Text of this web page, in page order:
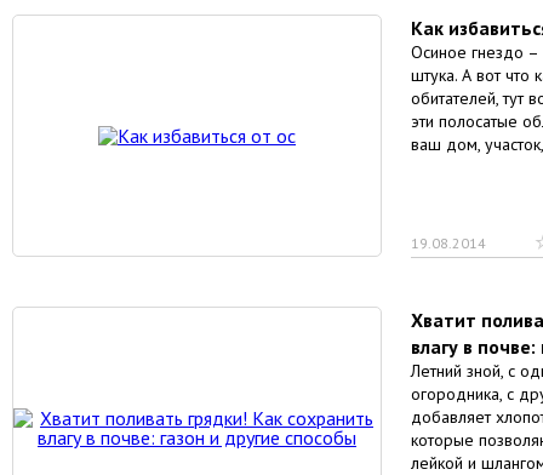
Как
Осиное гнездо –
штука. А вот что
обитателей, тут
эти полосатые
ваш дом,
19.08.2014
Хватит
влагу в
Летний зной, с
огородника, с
добавляет
которые
лейкой и